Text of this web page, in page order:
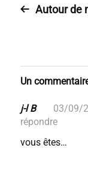
Autour de
Un
j-l B 03/09/
répondre
vous êtes…